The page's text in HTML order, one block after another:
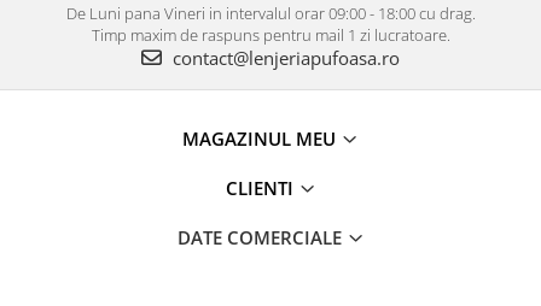
De Luni pana Vineri in intervalul orar 09:00 - 18:00 cu drag.
Timp maxim de raspuns pentru mail 1 zi lucratoare.
contact@lenjeriapufoasa.ro
MAGAZINUL MEU
CLIENTI
DATE COMERCIALE